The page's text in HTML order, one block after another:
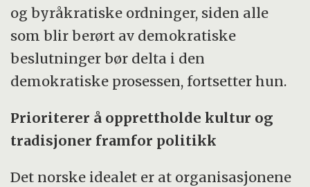
og byråkratiske ordninger, siden alle
som blir berørt av demokratiske
beslutninger bør delta i den
demokratiske prosessen, fortsetter hun.
Prioriterer å opprettholde kultur og
tradisjoner framfor politikk
Det norske idealet er at organisasjonene